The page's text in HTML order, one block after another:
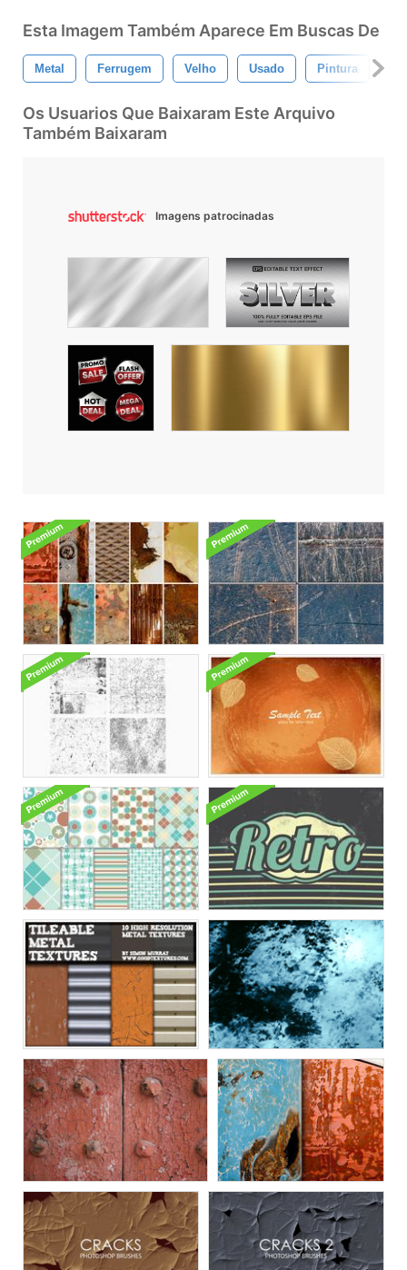
Esta Imagem Também Aparece Em Buscas De
Metal Ferrugem Velho Usado Pintura
Os Usuarios Que Baixaram Este Arquivo
Também Baixaram
Imagens patrocinadas